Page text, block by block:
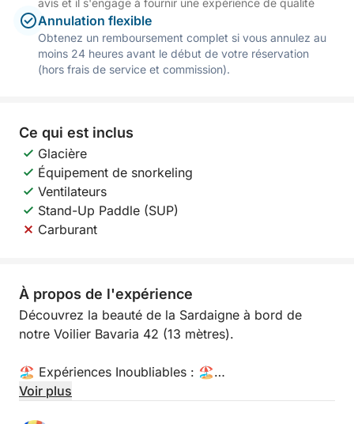
avis et il s'engage à fournir une expérience de qualité
Annulation flexible
Obtenez un remboursement complet si vous annulez au
moins 24 heures avant le début de votre réservation
(hors frais de service et commission).
Ce qui est inclus
Glacière
Équipement de snorkeling
Ventilateurs
Stand-Up Paddle (SUP)
Carburant
À propos de l'expérience
Découvrez la beauté de la Sardaigne à bord de
notre Voilier Bavaria 42 (13 mètres).
🏖️ Expériences Inoubliables : 🏖️
Voir plus